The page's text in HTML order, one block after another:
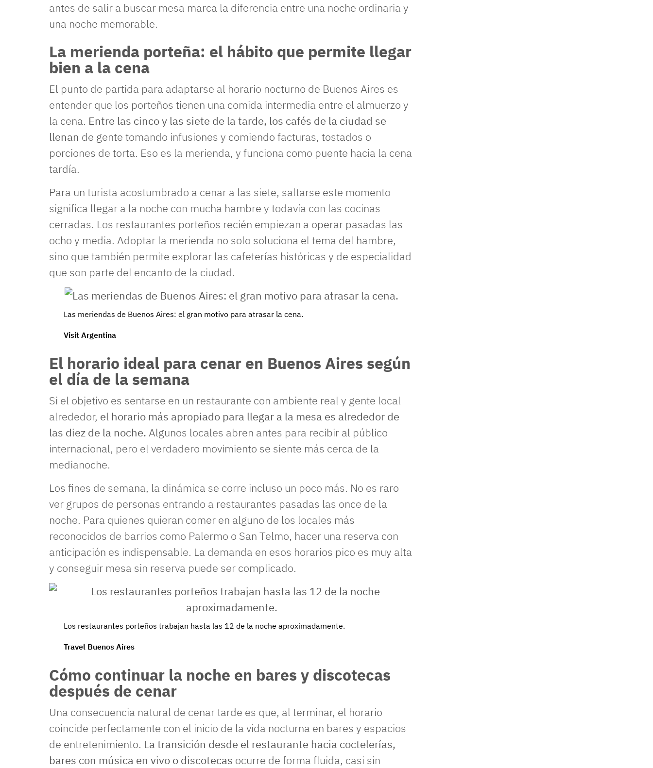
antes de salir a buscar mesa marca la diferencia entre una noche ordinaria y
una noche memorable.
La merienda porteña: el hábito que permite llegar
bien a la cena
El punto de partida para adaptarse al horario nocturno de Buenos Aires es
entender que los porteños tienen una comida intermedia entre el almuerzo y
la cena. Entre las cinco y las siete de la tarde, los cafés de la ciudad se
llenan de gente tomando infusiones y comiendo facturas, tostados o
porciones de torta. Eso es la merienda, y funciona como puente hacia la cena
tardía.
Para un turista acostumbrado a cenar a las siete, saltarse este momento
significa llegar a la noche con mucha hambre y todavía con las cocinas
cerradas. Los restaurantes porteños recién empiezan a operar pasadas las
ocho y media. Adoptar la merienda no solo soluciona el tema del hambre,
sino que también permite explorar las cafeterías históricas y de especialidad
que son parte del encanto de la ciudad.
Las meriendas de Buenos Aires: el gran motivo para atrasar la cena.
Visit Argentina
El horario ideal para cenar en Buenos Aires según
el día de la semana
Si el objetivo es sentarse en un restaurante con ambiente real y gente local
alrededor, el horario más apropiado para llegar a la mesa es alrededor de
las diez de la noche. Algunos locales abren antes para recibir al público
internacional, pero el verdadero movimiento se siente más cerca de la
medianoche.
Los fines de semana, la dinámica se corre incluso un poco más. No es raro
ver grupos de personas entrando a restaurantes pasadas las once de la
noche. Para quienes quieran comer en alguno de los locales más
reconocidos de barrios como Palermo o San Telmo, hacer una reserva con
anticipación es indispensable. La demanda en esos horarios pico es muy alta
y conseguir mesa sin reserva puede ser complicado.
Los restaurantes porteños trabajan hasta las 12 de la noche aproximadamente.
Travel Buenos Aires
Cómo continuar la noche en bares y discotecas
después de cenar
Una consecuencia natural de cenar tarde es que, al terminar, el horario
coincide perfectamente con el inicio de la vida nocturna en bares y espacios
de entretenimiento. La transición desde el restaurante hacia coctelerías,
bares con música en vivo o discotecas ocurre de forma fluida, casi sin